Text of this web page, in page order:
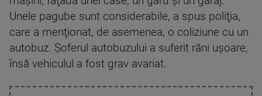
Unele pagube sunt considerabile, a spus poliţia,
care a menţionat, de asemenea, o coliziune cu un
autobuz. Şoferul autobuzului a suferit răni uşoare,
însă vehiculul a fost grav avariat.